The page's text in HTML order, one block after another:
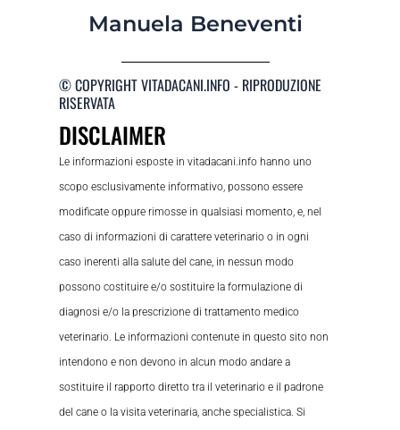
Manuela Beneventi
© COPYRIGHT VITADACANI.INFO - RIPRODUZIONE
RISERVATA
DISCLAIMER
Le informazioni esposte in vitadacani.info hanno uno
scopo esclusivamente informativo, possono essere
modificate oppure rimosse in qualsiasi momento, e, nel
caso di informazioni di carattere veterinario o in ogni
caso inerenti alla salute del cane, in nessun modo
possono costituire e/o sostituire la formulazione di
diagnosi e/o la prescrizione di trattamento medico
veterinario. Le informazioni contenute in questo sito non
intendono e non devono in alcun modo andare a
sostituire il rapporto diretto tra il veterinario e il padrone
del cane o la visita veterinaria, anche specialistica. Si